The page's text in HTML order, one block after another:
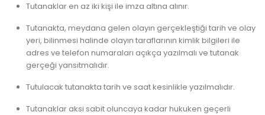
Tutanaklar en az iki kişi ile imza altına alınır.
Tutanakta, meydana gelen olayın gerçekleştiği tarih ve olay
yeri, bilinmesi halinde olayın taraflarının kimlik bilgileri ile
adres ve telefon numaraları açıkça yazılmalı ve tutanak
gerçeği yansıtmalıdır.
Tutulacak tutanakta tarih ve saat kesinlikle yazılmalıdır.
Tutanaklar aksi sabit oluncaya kadar hukuken geçerli